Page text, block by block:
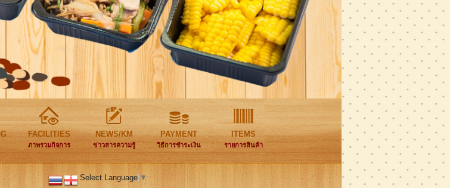
FACILITIES
ภาพรวมกิจการ
NEWS/KM
ข่าวสารความรู้
PAYMENT
วิธีการชำระเงิน
ITEMS
รายการสินค้า
Select Language ▼